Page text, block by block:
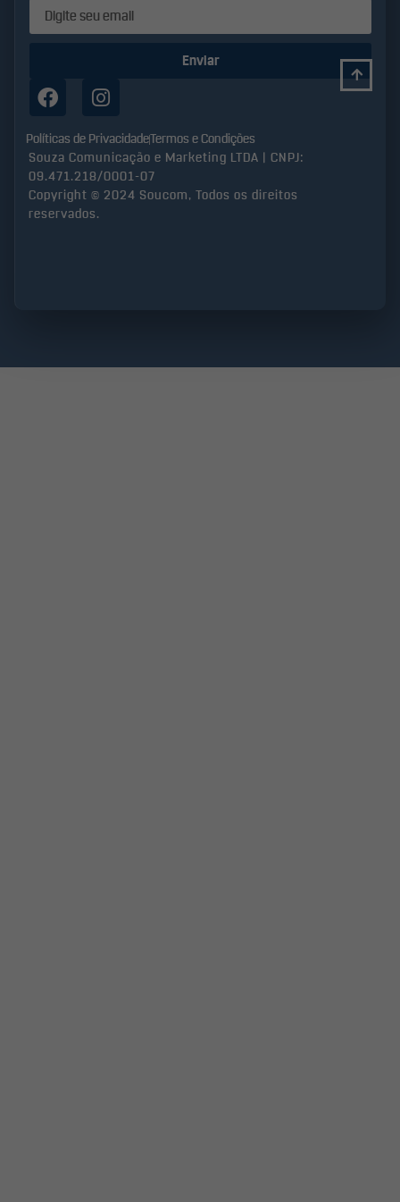
Enviar
Políticas de PrivacidadeTermos e Condições
Souza Comunicação e Marketing LTDA | CNPJ:
09.471.218/0001-07
Copyright © 2024 Soucom, Todos os direitos
reservados.